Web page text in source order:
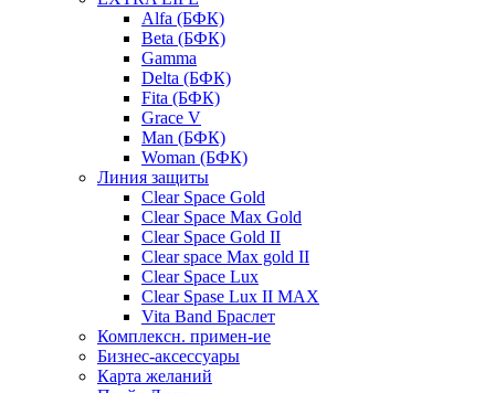
Alfa (БФК)
Вeta (БФК)
Gamma
Delta (БФК)
Fita (БФК)
Grace V
Man (БФК)
Woman (БФК)
Линия защиты
Clear Space Gold
Clear Space Max Gold
Clear Space Gold II
Clear space Max gold II
Clear Space Lux
Clear Spase Lux II MAX
Vita Band Браслет
Комплексн. примен-ие
Бизнес-аксессуары
Карта желаний